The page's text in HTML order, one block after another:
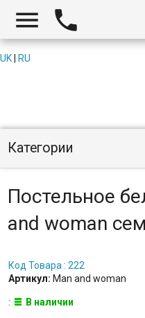
 
UK RU
Категории
Постельное
and woman
Код Товара : 222
Артикул: Man and woman
: В наличии